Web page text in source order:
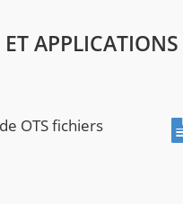
ET
OTS fichiers